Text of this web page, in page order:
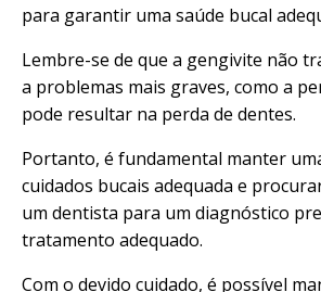
para garantir uma saúde bucal
Lembre-se de que a gengivite não
a problemas mais graves, como a
pode resultar na perda de dentes.
Portanto, é fundamental manter
cuidados bucais adequada e
um dentista para um diagnóstico
tratamento adequado.
Com o devido cuidado, é possível